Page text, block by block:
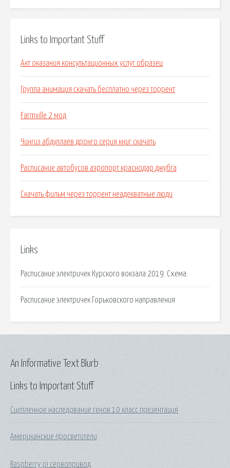
Links to Important Stuff
Акт оказания консультационных услуг образец
Группа анимация скачать бесплатно через торрент
Farmville 2 мод
Чингиз абдуллаев дронго серия книг скачать
Расписание автобусов аэропорт краснодар джубга
Скачать фильм через торрент неадекватные люди
Links
Расписание электричек Курского вокзала 2019. Схема.
Расписание электричек Горьковского направления
Links to Important Stuff
Сцепленное наследование генов 10 класс презентация
Американские просветители
Raspberry pi сервопривод
An Informative Text Blurb